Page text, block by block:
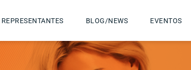
REPRESENTANTES BLOG/NEWS EVENTOS